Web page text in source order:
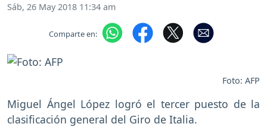
Sáb, 26 May 2018 11:34 am
Comparte en:
Foto: AFP
Miguel Ángel López logró el tercer puesto de la
clasificación general del Giro de Italia.